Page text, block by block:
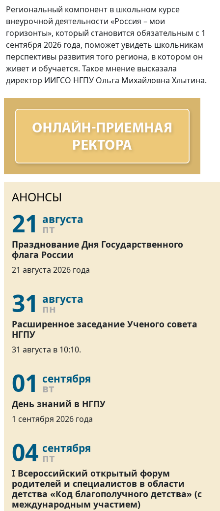
Региональный компонент в школьном курсе
внеурочной деятельности «Россия – мои
горизонты», который становится обязательным с 1
сентября 2026 года, поможет увидеть школьникам
перспективы развития того региона, в котором он
живет и обучается. Такое мнение высказала
директор ИИГСО НГПУ Ольга Михайловна Хлытина.
АНОНСЫ
21 августа
пт
Празднование Дня Государственного
флага России
21 августа 2026 года
31 августа
пн
Расширенное заседание Ученого совета
НГПУ
31 августа в 10:10.
01 сентября
вт
День знаний в НГПУ
1 сентября 2026 года
04 сентября
пт
I Всероссийский открытый форум
родителей и специалистов в области
детства «Код благополучного детства» (с
международным участием)